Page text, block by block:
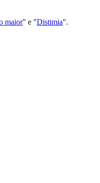
maior" e "Distimia".